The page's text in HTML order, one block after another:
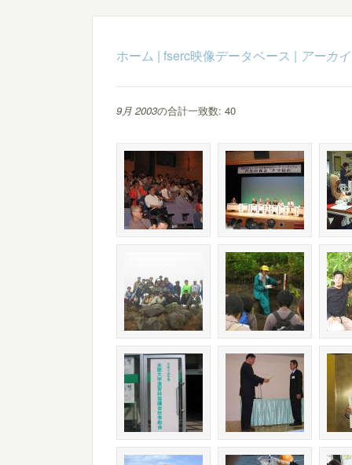
ホーム | fserc映像データベース | アーカ
9月 2003の合計一致数: 40